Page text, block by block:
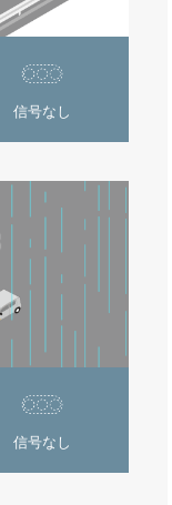
信号なし
信号なし